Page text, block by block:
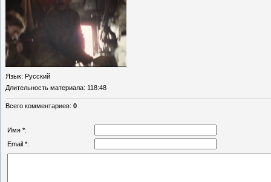
Язык: Русский
Длительность материала: 118:48
Всего комментариев: 0
Имя *:
Email *: